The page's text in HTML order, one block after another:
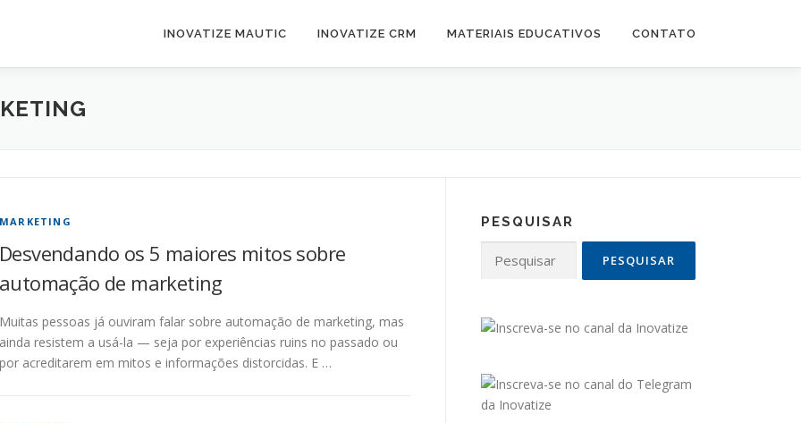
INOVATIZE MAUTIC INOVATIZE CRM MATERIAIS EDUCATIVOS CONTATO
MARKETING
Desvendando os 5 maiores mitos sobre
automação de marketing
Muitas pessoas já ouviram falar sobre automação de marketing, mas
ainda resistem a usá-la — seja por experiências ruins no passado ou
por acreditarem em mitos e informações distorcidas. E …
PESQUISAR
por: